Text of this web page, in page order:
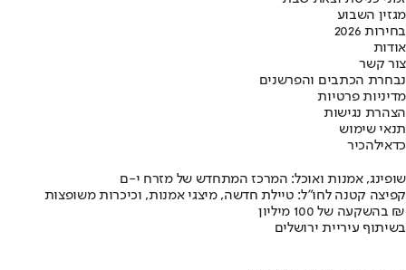
מגזין השבוע
בחירות 2026
אודות
צור קשר
נבחרת הכתבים והפרשנים
מדיניות פרטיות
הצהרת נגישות
תנאי שימוש
כדאילהכיר
שופינג, אמנות ואוכל: המרכז המתחדש של מזרח י-ם
קפיצה קטנה לחו"ל: טיילת חדשה, מיצגי אמנות, וכיכרות משופצות
בהשקעה של 100 מיליון ₪
בשיתוף עיריית ירושלים